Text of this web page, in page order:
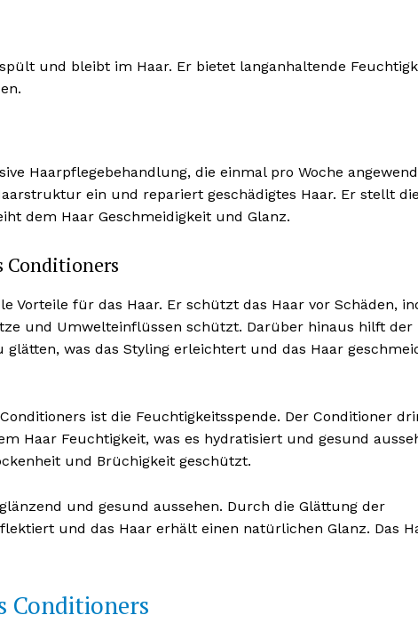
und bleibt im Haar. Er bietet langanhaltende
Haarpflegebehandlung, die einmal pro Woche
ein und repariert geschädigtes Haar. Er stellt die
dem Haar Geschmeidigkeit und Glanz.
Conditioners
Vorteile für das Haar. Er schützt das Haar vor Schäden,
und Umwelteinflüssen schützt. Darüber hinaus hilft der
was das Styling erleichtert und das Haar
ist die Feuchtigkeitsspende. Der Conditioner
Haar Feuchtigkeit, was es hydratisiert und gesund
und Brüchigkeit geschützt.
und gesund aussehen. Durch die Glättung der
und das Haar erhält einen natürlichen Glanz. Das
Conditioners